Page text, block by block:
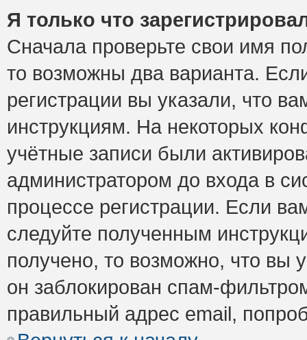
Я только что
Сначала проверьте свои имя
то возможны два варианта.
регистрации вы указали, что
инструкциям. На некоторых
учётные записи были
администратором до входа в
процессе регистрации. Если
следуйте полученным
получено, то возможно, что вы
он заблокирован спам-
правильный адрес email,